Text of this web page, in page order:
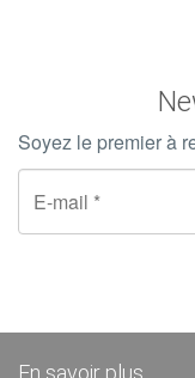
Soyez le premier à